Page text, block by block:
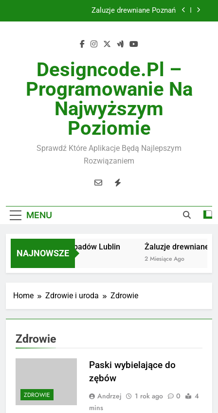
Żaluzje drewniane Poznań
Utylizacja odpadów Lublin
Żaluzje drewniane Poznań
Instalacje elektryczne Gdańsk
Designcode.pl –
Programowanie Na
Najwyższym
Poziomie
Sprawdź Które Aplikacje Będą Najlepszym
Rozwiązaniem
MENU
NAJNOWSZE
Utylizacja odpadów Lublin
2 Miesiące Ago
Żaluzje drewniane
2 Miesiące Ago
Home Zdrowie i uroda Zdrowie
Zdrowie
ZDROWIE
Paski wybielające do
zębów
Andrzej 1 rok ago 0
4
mins